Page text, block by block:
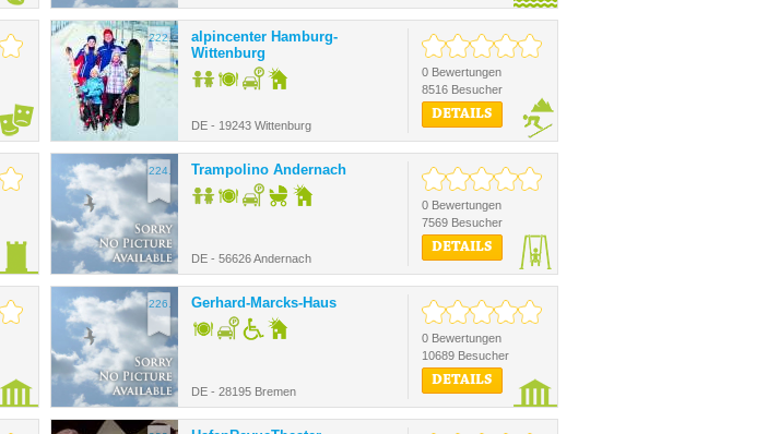
222.
alpincenter Hamburg-
Wittenburg
DE - 19243 Wittenburg
0 Bewertungen
8516 Besucher
DETAILS
224. Trampolino Andernach
DE - 56626 Andernach
0 Bewertungen
7569 Besucher
DETAILS
226. Gerhard-Marcks-Haus
DE - 28195 Bremen
0 Bewertungen
10689 Besucher
DETAILS